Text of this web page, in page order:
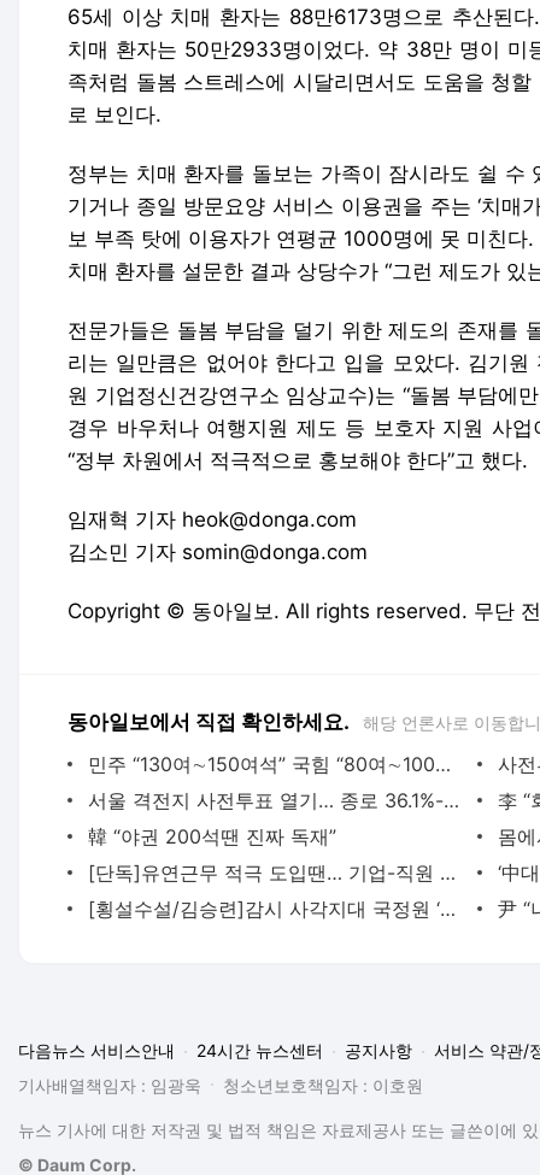
65세 이상 치매 환자는 88만6173명으로 추산된
치매 환자는 50만2933명이었다. 약 38만 명이 미
족처럼 돌봄 스트레스에 시달리면서도 도움을 청
로 보인다.
정부는 치매 환자를 돌보는 가족이 잠시라도 쉴 수
기거나 종일 방문요양 서비스 이용권을 주는 ‘치매
보 부족 탓에 이용자가 연평균 1000명에 못 미친다
치매 환자를 설문한 결과 상당수가 “그런 제도가 있
전문가들은 돌봄 부담을 덜기 위한 제도의 존재를
리는 일만큼은 없어야 한다고 입을 모았다. 김기
원 기업정신건강연구소 임상교수)는 “돌봄 부담에
경우 바우처나 여행지원 제도 등 보호자 지원 사
“정부 차원에서 적극적으로 홍보해야 한다”고 했다.
임재혁 기자 heok@donga.com
김소민 기자 somin@donga.com
Copyright © 동아일보. All rights reserved. 무단
동아일보에서 직접 확인하세요. 해당 언론사로 이동합
민주 “130여∼150여석” 국힘 “80여∼100여석”
서울 격전지 사전투표 열기… 종로 36.1%-동작 35.8%-용산 34.3%
李 “
韓 “야권 200석땐 진짜 독재”
몸
[단독]유연근무 적극 도입땐… 기업-직원 稅감면 검토
‘中
[횡설수설/김승련]감시 사각지대 국정원 ‘비상금’ 역대 최대
다음뉴스 서비스안내 24시간 뉴스센터 공지사항
서비스 약관/
기사배열책임자 : 임광욱
청소년보호책임자 : 이호원
뉴스 기사에 대한 저작권 및 법적 책임은 자료제공사 또는 글쓴이에
© Daum Corp.